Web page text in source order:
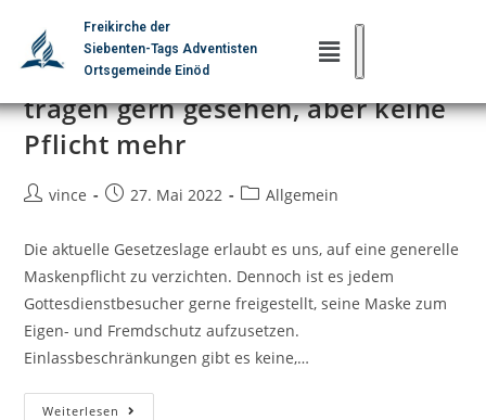
Freikirche der
Siebenten-Tags Adventisten
Ortsgemeinde Einöd
Aktuelle Hygieneregeln: Maske
tragen gern gesehen, aber keine
Pflicht mehr
vince 27. Mai 2022 Allgemein
Die aktuelle Gesetzeslage erlaubt es uns, auf eine generelle
Maskenpflicht zu verzichten. Dennoch ist es jedem
Gottesdienstbesucher gerne freigestellt, seine Maske zum
Eigen- und Fremdschutz aufzusetzen.
Einlassbeschränkungen gibt es keine,…
Weiterlesen